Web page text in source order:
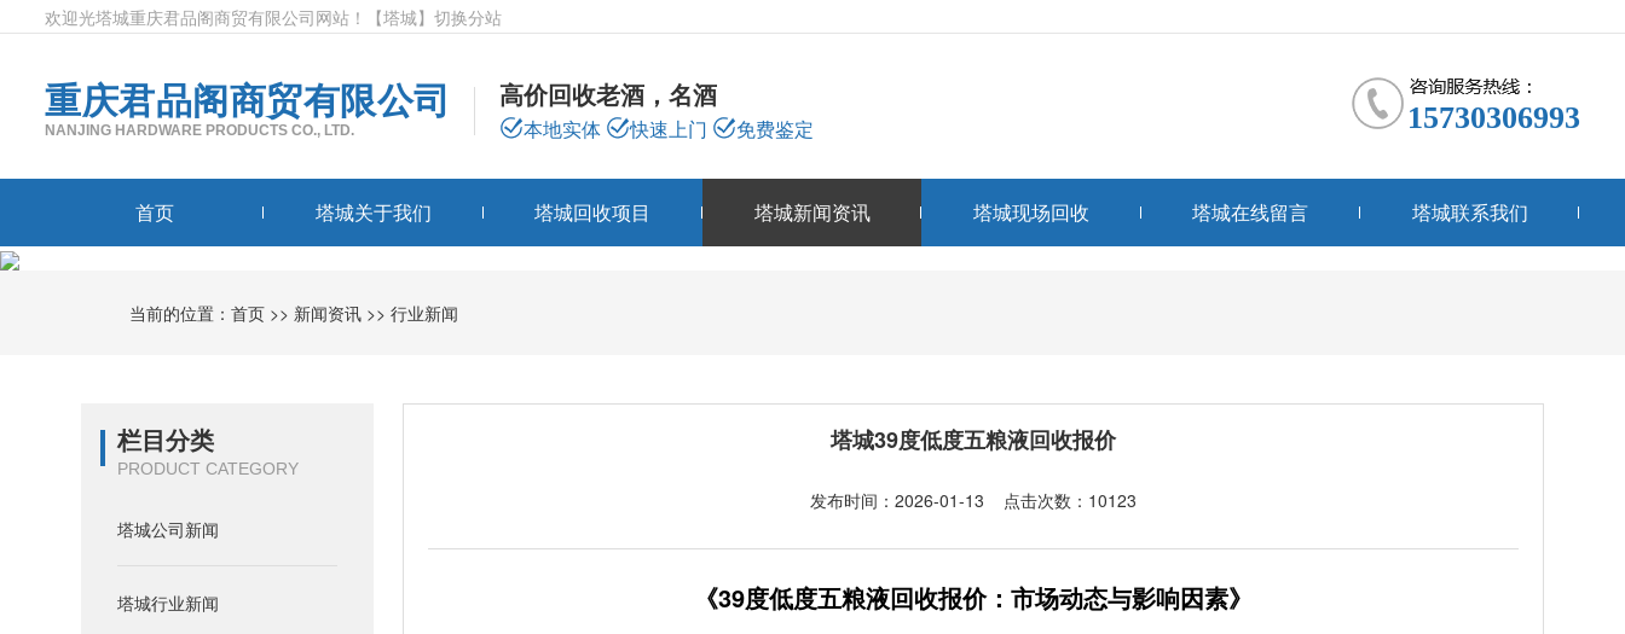
欢迎光塔城重庆君品阁商贸有限公司网站！ 【塔城】 切换分站
重庆君品阁商贸有限公司
NANJING HARDWARE PRODUCTS CO., LTD.
高价回收老酒，名酒
本地实体 快速上门 免费鉴定 15730306993
首页 塔城关于我们 塔城回收项目 塔城新闻资讯 塔城现场回收 塔城在线留言 塔城联系我们
当前的位置：首页 >> 新闻资讯 >>行业新闻
栏目分类
PRODUCT CATEGORY
塔城公司新闻
塔城行业新闻
塔城39度低度五粮液回收报价
发布时间：2026-01-13 点击次数：10123
《39度低度五粮液回收报价：市场动态与影响因素》